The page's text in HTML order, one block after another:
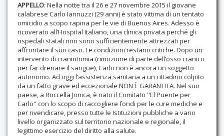
APPELLO: Nella notte tra il 26 e 27 novembre 2015 il giovane
calabrese Carlo Iannuzzi (29 anni) è stato vittima di un tentato
omicidio a scopo rapina per le vie di Buenos Aires. Adesso è
ricoverato all’Hospital Italiano, una clinica privata perché gli
ospedali statali non sono sufficientemente attrezzati per
affrontare il suo caso. Le condizioni restano critiche. Dopo un
intervento di craniotomia (rimozione di parte dell’osso cranico
per far drenare il sangue), Carlo non è ancora un soggetto
autonomo. Ad oggi l’assistenza sanitaria a un cittadino colpito
da un fatto grave ed eccezionale NON È GARANTITA. Nel suo
paese, a Roccella Jonica, è nato il Comitato "El Puente per
Carlo" con lo scopo di raccogliere fondi per le cure mediche e
per rivendicare, presso tutte le Istituzioni pubbliche a vario
livello organizzato sul territorio nazionale e regionale, il
legittimo esercizio del diritto alla salute.